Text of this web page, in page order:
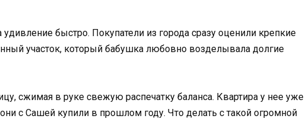
быстро. Покупатели из города сразу оценили крепкие
участок, который бабушка любовно возделывала долгие
сжимая в руке свежую распечатку баланса. Квартира у нее уже
с Сашей купили в прошлом году. Что делать с такой огромной